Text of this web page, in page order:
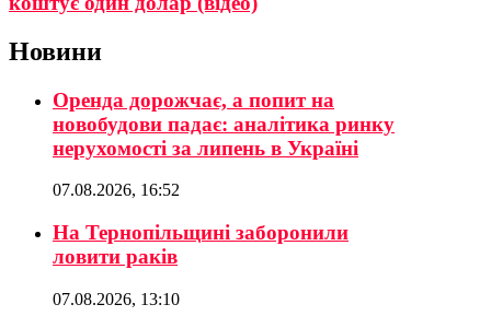
Новини
Оренда дорожчає, а попит на
новобудови падає: аналітика ринку
нерухомості за липень в Україні
07.08.2026, 16:52
На Тернопільщині заборонили
ловити раків
07.08.2026, 13:10